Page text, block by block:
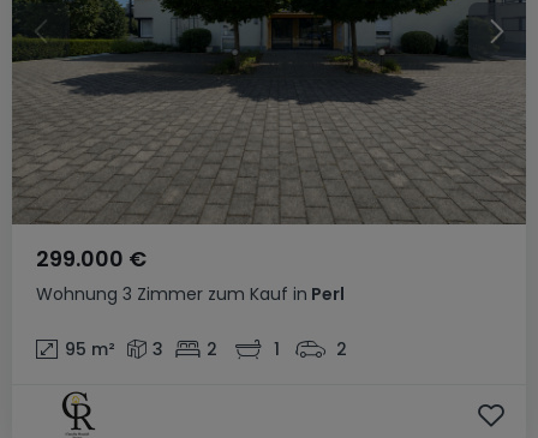
Wohnung 3 Zimmer zum Kauf in Perl
299.000 €
95 m² 3 2 1 2